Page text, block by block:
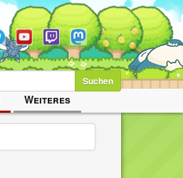
Weiteres
Suchen